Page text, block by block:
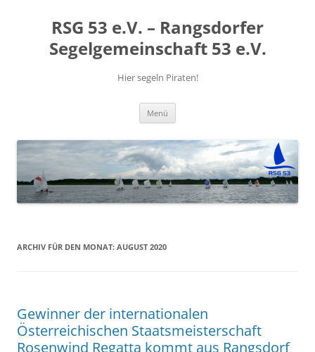
RSG 53 e.V. – Rangsdorfer
Segelgemeinschaft 53 e.V.
Hier segeln Piraten!
Menü
ARCHIV FÜR DEN MONAT: AUGUST 2020
Gewinner der internationalen
Österreichischen Staatsmeisterschaft
Rosenwind Regatta kommt aus Rangsdorf